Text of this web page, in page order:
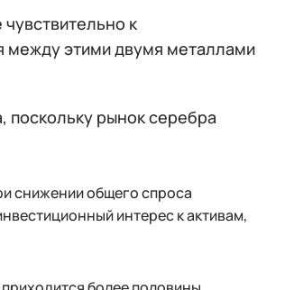
к
между этими двумя металлами
поскольку рынок серебра
снижении общего спроса
интерес к активам,